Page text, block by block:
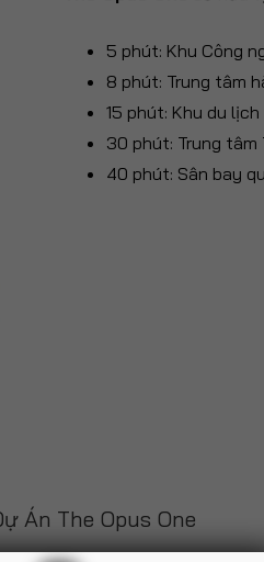
5 phút: Khu Công
8 phút: Trung tâm
15 phút: Khu du
30 phút: Trung tâm
40 phút: Sân bay
Án The Opus One